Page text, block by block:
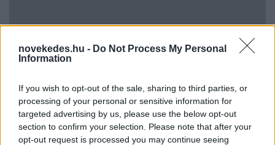
novekedes.hu - Do Not Process My Personal
Information
If you wish to opt-out of the sale, sharing to third parties, or
processing of your personal or sensitive information for
targeted advertising by us, please use the below opt-out
section to confirm your selection. Please note that after your
opt-out request is processed you may continue seeing
Hitelfordulat 2026: elzárja a pénzcsapot az
ELEMZÉSEK 2026. júl. 22.